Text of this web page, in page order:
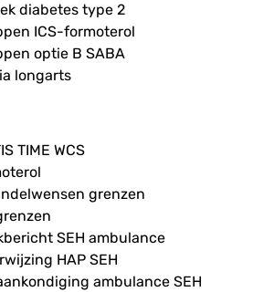
diabetes type 2
ICS-formoterol
optie B SABA
longarts
TIME WCS
grenzen
SEH ambulance
HAP SEH
ambulance SEH